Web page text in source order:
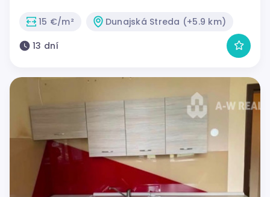
15 €/m²
Dunajská Streda (+5.9 km)
13 dní